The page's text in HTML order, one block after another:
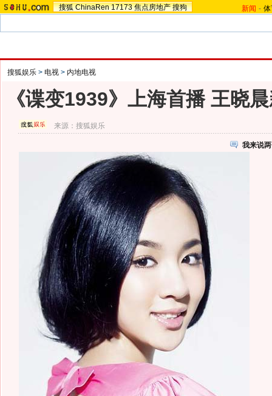
搜狐 ChinaRen 17173 焦点房地产 搜狗 新闻 -
搜狐娱乐 > 电视 > 内地电视
《谍变1939》上海首播 王晓
来源：搜狐娱乐
我来说